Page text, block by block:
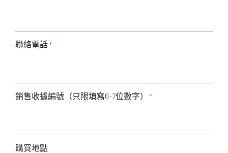
聯絡電話 *
銷售收據編號（只限填寫6-7位數字） *
購買地點